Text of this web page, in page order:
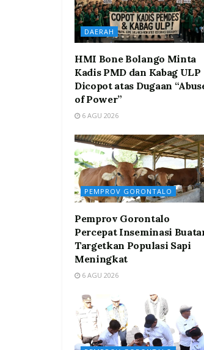
DAERAH
HMI Bone Bolango Minta
Kadis PMD dan Kabag ULP
Dicopot atas Dugaan
of Power”
6 AGU 2026
PEMPROV GORONTALO
Pemprov Gorontalo
Percepat Inseminasi
Targetkan Populasi Sapi
Meningkat
6 AGU 2026